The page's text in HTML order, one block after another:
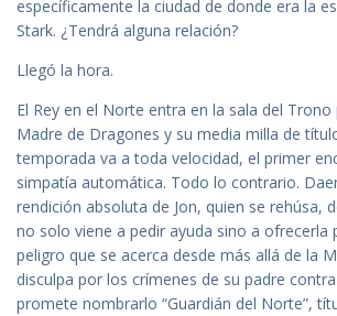
específicamente la ciudad de donde era la
Stark. ¿Tendrá alguna relación?
Llegó la hora.
El Rey en el Norte entra en la sala del
Madre de Dragones y su media milla de
temporada va a toda velocidad, el primer
simpatía automática. Todo lo contrario.
rendición absoluta de Jon, quien se rehúsa,
no solo viene a pedir ayuda sino a ofrecerla
peligro que se acerca desde más allá de la
disculpa por los crímenes de su padre
promete nombrarlo “Guardián del Norte”,